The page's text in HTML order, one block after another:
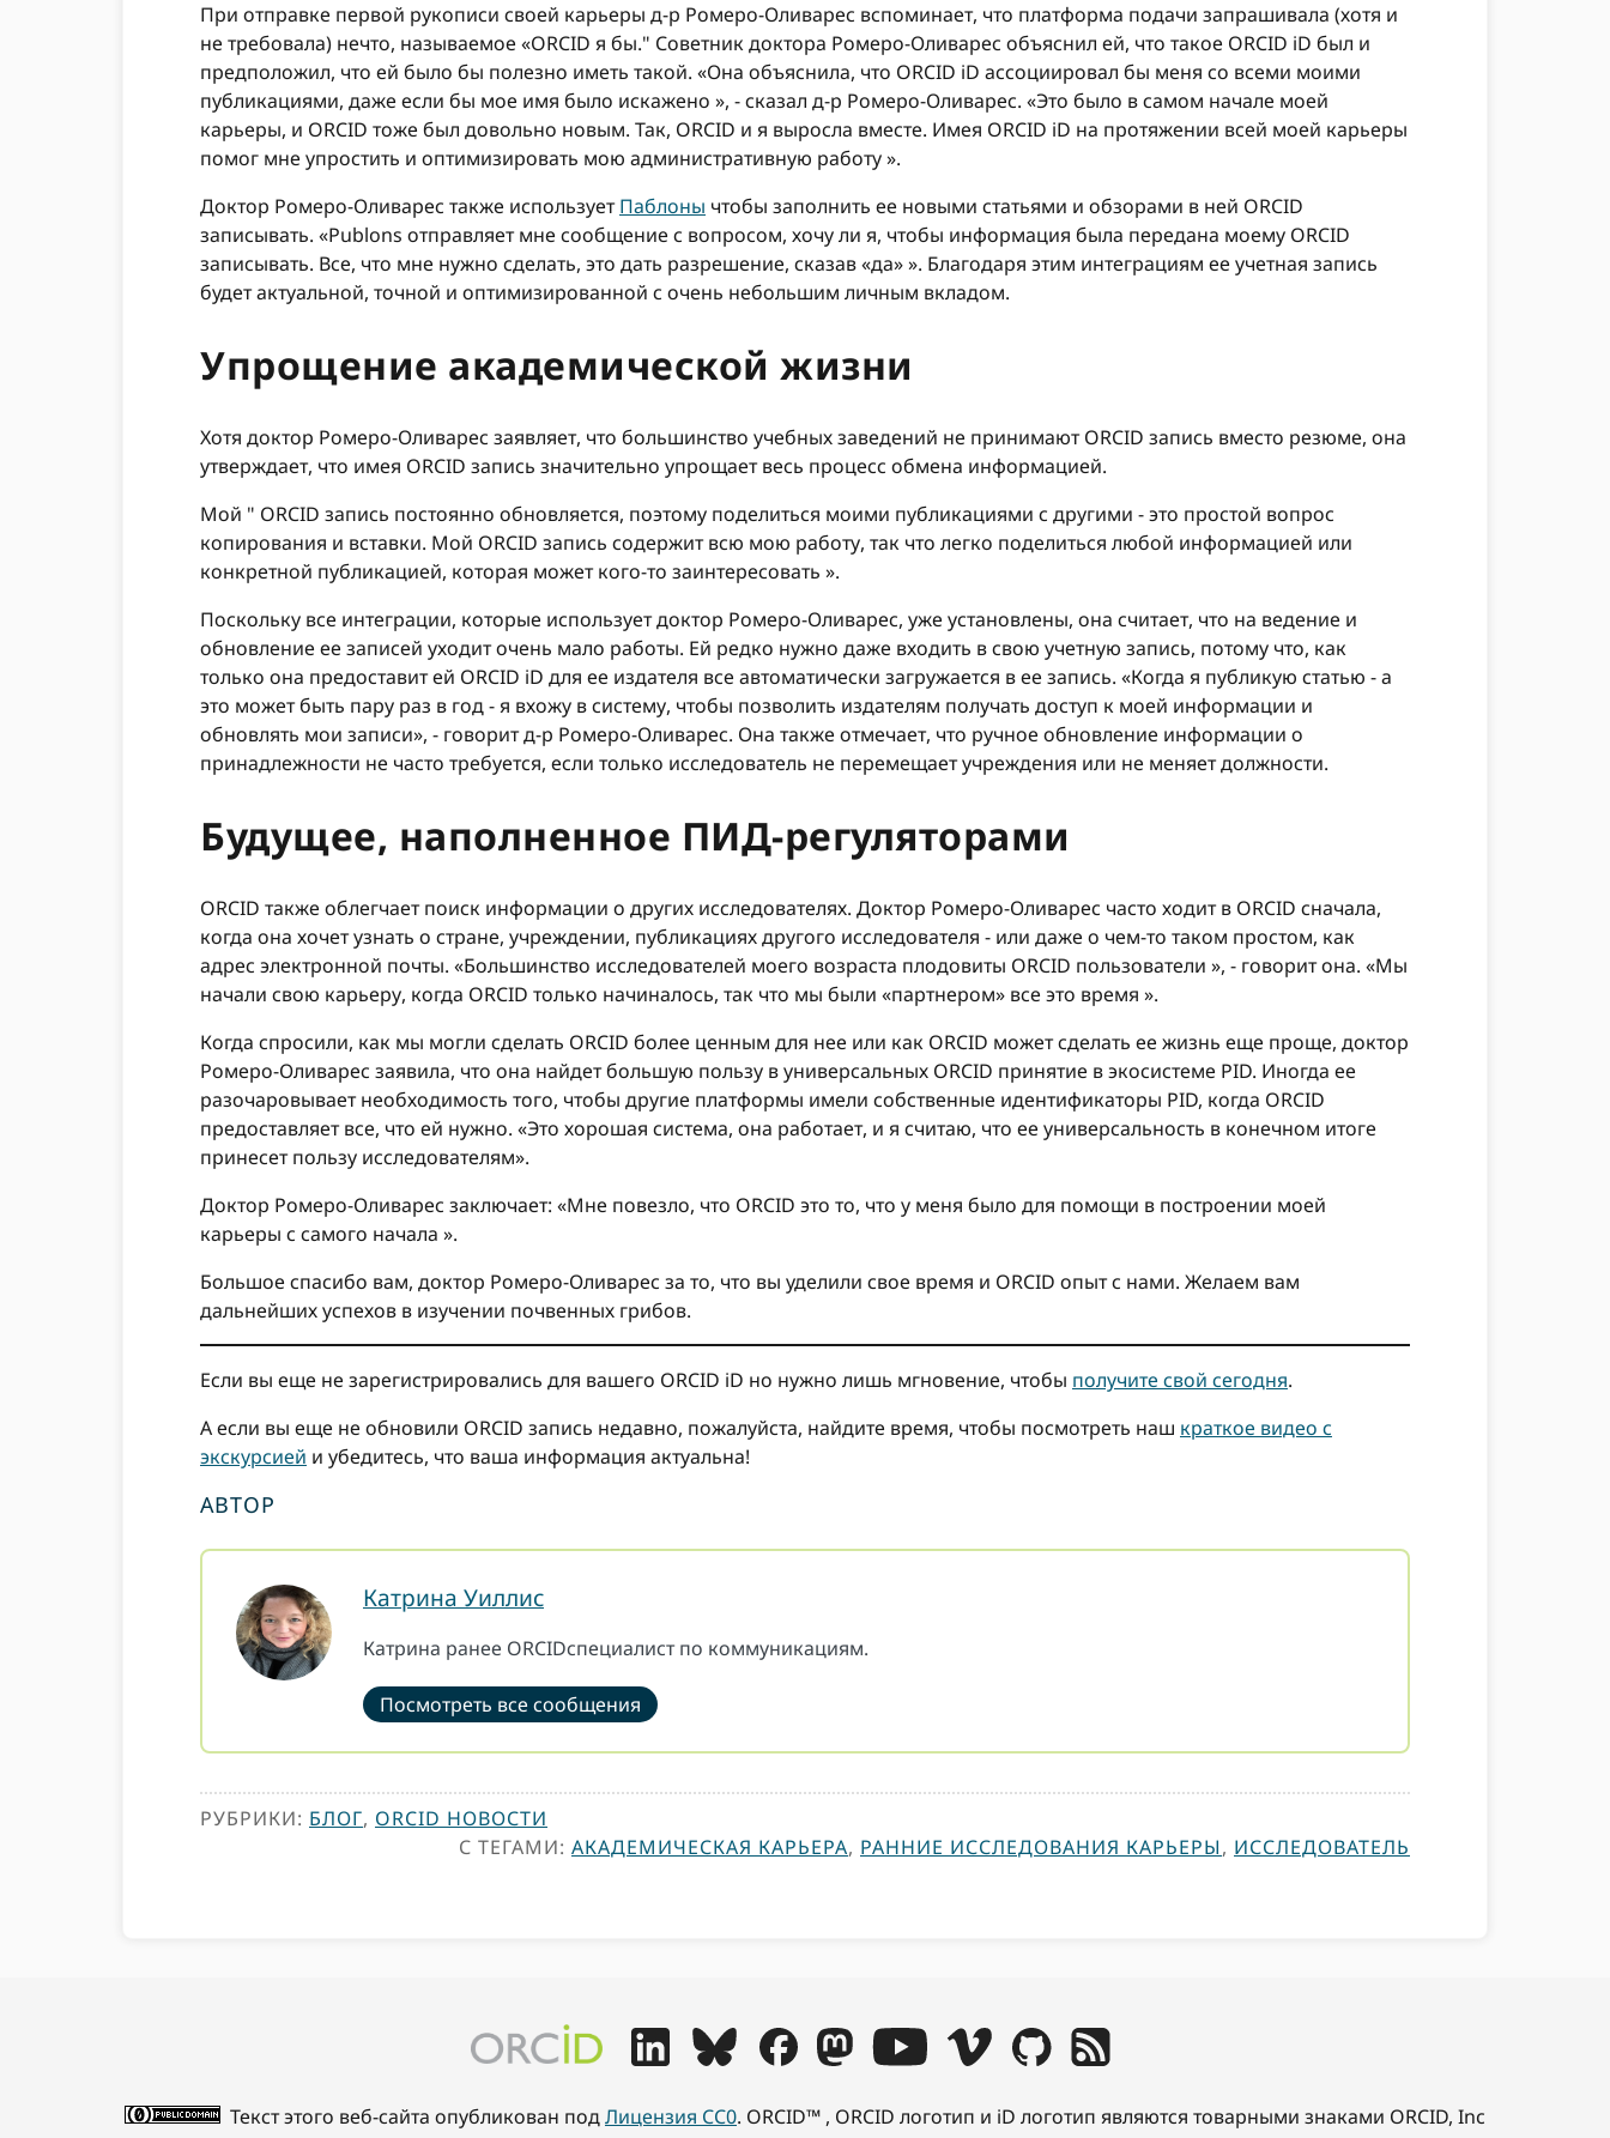
При отправке первой рукописи своей карьеры д-р Ромеро-Оливарес вспоминает, что платформа подачи запрашивала (хотя и
не требовала) нечто, называемое «ORCID я бы." Советник доктора Ромеро-Оливарес объяснил ей, что такое ORCID iD был и
предположил, что ей было бы полезно иметь такой. «Она объяснила, что ORCID iD ассоциировал бы меня со всеми моими
публикациями, даже если бы мое имя было искажено », - сказал д-р Ромеро-Оливарес. «Это было в самом начале моей
карьеры, и ORCID тоже был довольно новым. Так, ORCID и я выросла вместе. Имея ORCID iD на протяжении всей моей карьеры
помог мне упростить и оптимизировать мою административную работу ».
Доктор Ромеро-Оливарес также используетПаблоны чтобы заполнить ее новыми статьями и обзорами в ней ORCID
записывать. «Publons отправляет мне сообщение с вопросом, хочу ли я, чтобы информация была передана моему ORCID
записывать. Все, что мне нужно сделать, это дать разрешение, сказав «да» ». Благодаря этим интеграциям ее учетная запись
будет актуальной, точной и оптимизированной с очень небольшим личным вкладом.
Упрощение академической жизни
Хотя доктор Ромеро-Оливарес заявляет, что большинство учебных заведений не принимают ORCID запись вместо резюме, она
утверждает, что имея ORCID запись значительно упрощает весь процесс обмена информацией.
Мой " ORCID запись постоянно обновляется, поэтому поделиться моими публикациями с другими - это простой вопрос
копирования и вставки. Мой ORCID запись содержит всю мою работу, так что легко поделиться любой информацией или
конкретной публикацией, которая может кого-то заинтересовать ».
Поскольку все интеграции, которые использует доктор Ромеро-Оливарес, уже установлены, она считает, что на ведение и
обновление ее записей уходит очень мало работы. Ей редко нужно даже входить в свою учетную запись, потому что, как
только она предоставит ей ORCID iD для ее издателя все автоматически загружается в ее запись. «Когда я публикую статью - а
это может быть пару раз в год - я вхожу в систему, чтобы позволить издателям получать доступ к моей информации и
обновлять мои записи», - говорит д-р Ромеро-Оливарес. Она также отмечает, что ручное обновление информации о
принадлежности не часто требуется, если только исследователь не перемещает учреждения или не меняет должности.
Будущее, наполненное ПИД-регуляторами
ORCID также облегчает поиск информации о других исследователях. Доктор Ромеро-Оливарес часто ходит в ORCID сначала,
когда она хочет узнать о стране, учреждении, публикациях другого исследователя - или даже о чем-то таком простом, как
адрес электронной почты. «Большинство исследователей моего возраста плодовиты ORCID пользователи », - говорит она. «Мы
начали свою карьеру, когда ORCID только начиналось, так что мы были «партнером» все это время ».
Когда спросили, как мы могли сделать ORCID более ценным для нее или как ORCID может сделать ее жизнь еще проще, доктор
Ромеро-Оливарес заявила, что она найдет большую пользу в универсальных ORCID принятие в экосистеме PID. Иногда ее
разочаровывает необходимость того, чтобы другие платформы имели собственные идентификаторы PID, когда ORCID
предоставляет все, что ей нужно. «Это хорошая система, она работает, и я считаю, что ее универсальность в конечном итоге
принесет пользу исследователям».
Доктор Ромеро-Оливарес заключает: «Мне повезло, что ORCID это то, что у меня было для помощи в построении моей
карьеры с самого начала ».
Большое спасибо вам, доктор Ромеро-Оливарес за то, что вы уделили свое время и ORCID опыт с нами. Желаем вам
дальнейших успехов в изучении почвенных грибов.
Если вы еще не зарегистрировались для вашего ORCID iD но нужно лишь мгновение, чтобы получите свой сегодня.
А если вы еще не обновили ORCID запись недавно, пожалуйста, найдите время, чтобы посмотреть наш краткое видео с
экскурсией и убедитесь, что ваша информация актуальна!
АВТОР
Катрина Уиллис
Катрина ранее ORCIDспециалист по коммуникациям.
Посмотреть все сообщения
РУБРИКИ: БЛОГ, ORCID НОВОСТИ
С ТЕГАМИ: АКАДЕМИЧЕСКАЯ КАРЬЕРА, РАННИЕ ИССЛЕДОВАНИЯ КАРЬЕРЫ, ИССЛЕДОВАТЕЛЬ
Текст этого веб-сайта опубликован подЛицензия CC0. ORCID™ , ORCID логотип и iD логотип являются товарными знаками ORCID, Inc